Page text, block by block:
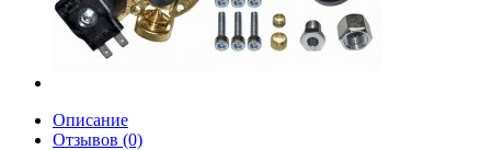
Описание
Отзывов (0)